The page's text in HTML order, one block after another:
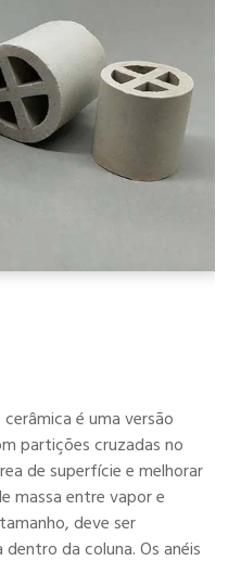
é uma versão
partições cruzadas no
de superfície e melhorar
massa entre vapor e
deve ser
da coluna. Os anéis